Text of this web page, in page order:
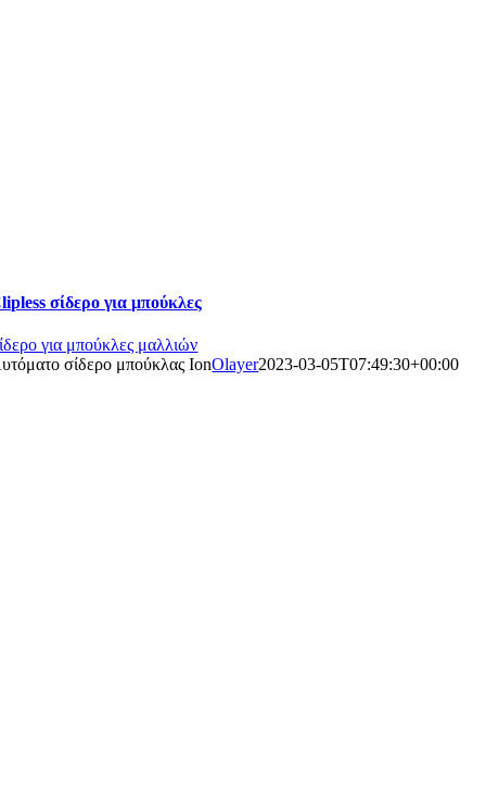
σίδερο για μπούκλες
για μπούκλες μαλλιών
σίδερο μπούκλας IonOlayer2023-03-05T07:49:30+00:00